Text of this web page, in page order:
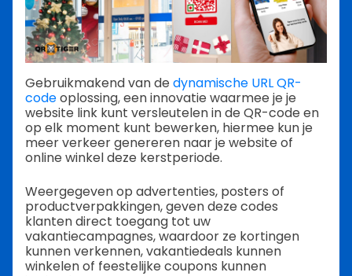
Gebruikmakend van de dynamische URL QR-
codeoplossing, een innovatie waarmee je je
website link kunt versleutelen in de QR-code en
op elk moment kunt bewerken, hiermee kun je
meer verkeer genereren naar je website of
online winkel deze kerstperiode.
Weergegeven op advertenties, posters of
productverpakkingen, geven deze codes
klanten direct toegang tot uw
vakantiecampagnes, waardoor ze kortingen
kunnen verkennen, vakantiedeals kunnen
winkelen of feestelijke coupons kunnen